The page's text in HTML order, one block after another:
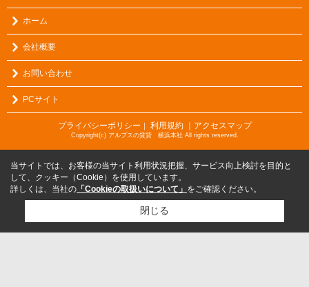
ホーム
会社概要
お問い合わせ
PCサイト
プライバシーポリシー ｜ 利用規約 ｜アクセスマップ
Copyright(c) アルプスの賃貸 横浜本社 All rights reserved.
当サイトでは、お客様の当サイト利用状況把握、サービス向上検討を目的と
して、クッキー（Cookie）を使用しています。
詳しくは、当社の 「Cookieの取扱いについて」 をご確認ください。
閉じる